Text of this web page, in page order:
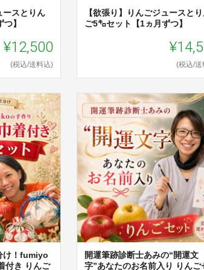
ースとりん
】
¥12,500
(税込/送料込)
【欲張り】りんごジュースと
ご5㌔セット【1ヵ月ずつ】
(税込/送
け！fumiyo
付き りんご
開運筆跡診断士あみの“開運文
字”あなたのお名前入り りんご